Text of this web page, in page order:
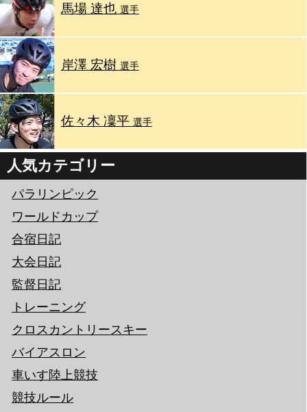
馬場 達也 選手
岸澤 宏樹 選手
佐々木 凜平 選手
人気カテゴリー
パラリンピック
ワールドカップ
合宿日記
大会日記
監督日記
トレーニング
クロスカントリースキー
バイアスロン
車いす陸上競技
競技ルール